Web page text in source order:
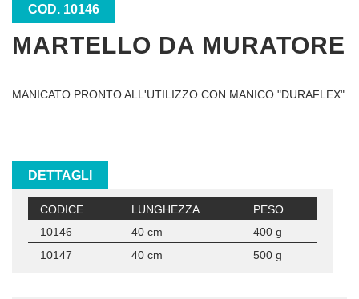
COD. 10146
MARTELLO DA MURATORE
MANICATO PRONTO ALL'UTILIZZO CON MANICO "DURAFLEX"
DETTAGLI
CODICE LUNGHEZZA
PESO
10146
40 cm
400 g
10147
40 cm 500 g